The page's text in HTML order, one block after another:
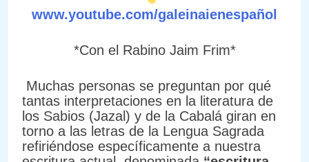
www.youtube.com/galeinaienespañol
*Con el Rabino Jaim Frim*
Muchas personas se preguntan por qué
tantas interpretaciones en la literatura de
los Sabios (Jazal) y de la Cabalá giran en
torno a las letras de la Lengua Sagrada
refiriéndose específicamente a nuestra